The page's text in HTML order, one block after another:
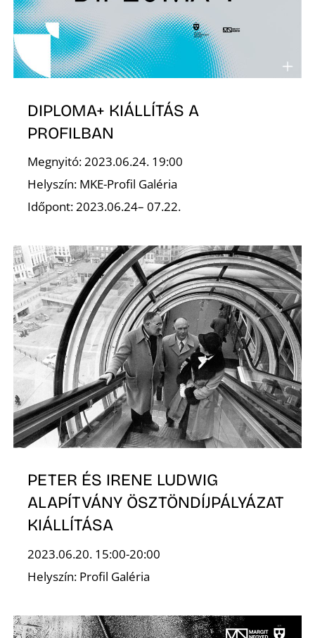
DIPLOMA+ KIÁLLÍTÁS A
PROFILBAN
Megnyitó: 2023.06.24. 19:00
Helyszín: MKE-Profil Galéria
Időpont: 2023.06.24– 07.22.
PETER ÉS IRENE LUDWIG
ALAPÍTVÁNY ÖSZTÖNDÍJPÁLYÁZAT
KIÁLLÍTÁSA
2023.06.20. 15:00-20:00
Helyszín: Profil Galéria